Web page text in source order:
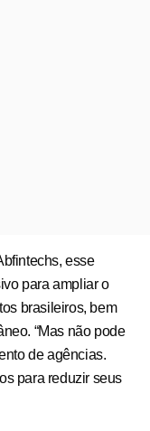
esse
para ampliar o
brasileiros, bem
“Mas não pode
de agências.
para reduzir seus